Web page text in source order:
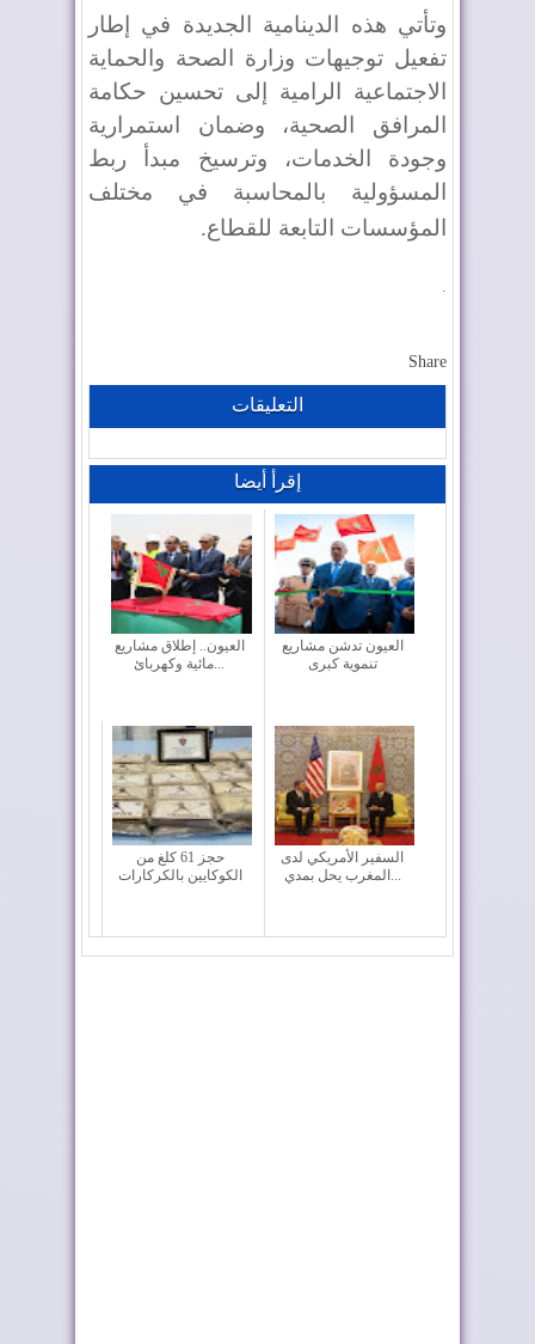
وتأتي هذه الدينامية الجديدة في إطار
تفعيل توجيهات وزارة الصحة والحماية
الاجتماعية الرامية إلى تحسين حكامة
المرافق الصحية، وضمان استمرارية
وجودة الخدمات، وترسيخ مبدأ ربط
المسؤولية بالمحاسبة في مختلف
المؤسسات التابعة للقطاع.
Share
التعليقات
إقرأ أيضا
العيون.. إطلاق مشاريع
مائية وكهربائ...
العيون تدشن مشاريع
تنموية كبرى
حجز 61 كلغ من
الكوكايين بالكركارات
السفير الأمريكي لدى
المغرب يحل بمدي...